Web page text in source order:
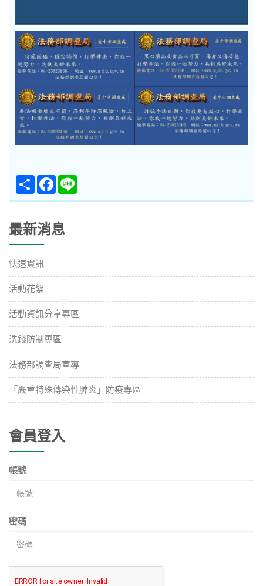
Share Facebook
最新消息
快速資訊
活動花絮
活動資訊分享專區
洗錢防制專區
法務部調查局宣導
「嚴重特殊傳染性肺炎」防疫專區
會員登入
帳號
密碼